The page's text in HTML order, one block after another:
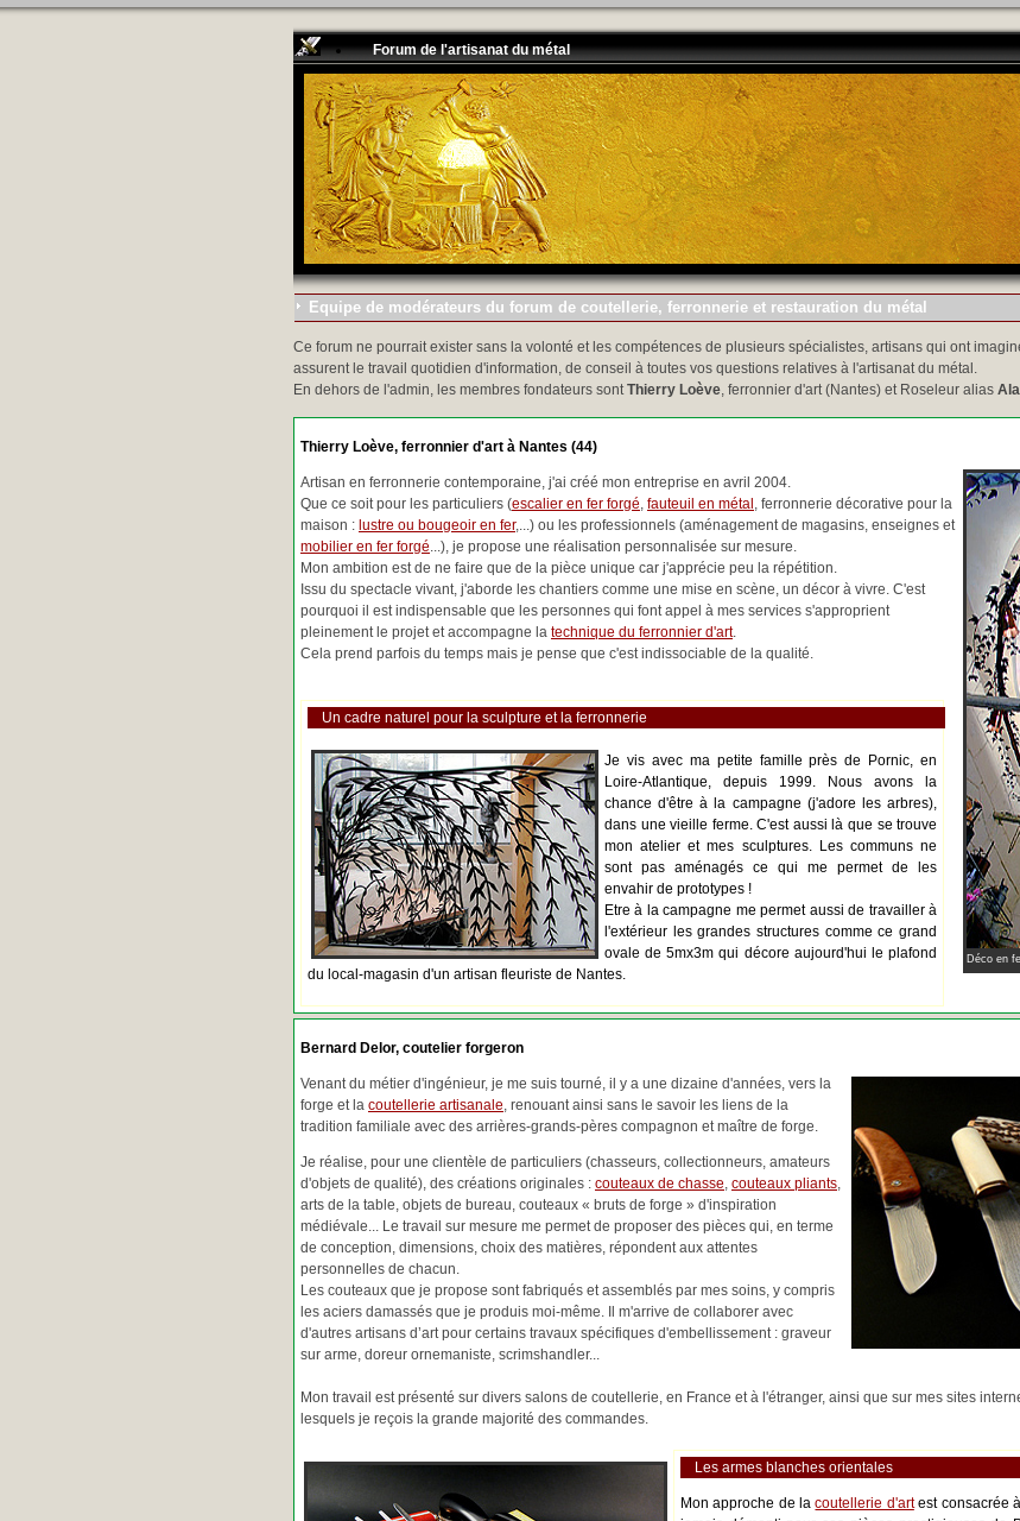
Forum de l'artisanat du métal
Equipe de modérateurs du forum de coutellerie, ferronnerie et restauration du métal
Ce forum ne pourrait exister sans la volonté et les compétences de plusieurs spécialistes, artisans qui ont
assurent le travail quotidien d'information, de conseil à toutes vos questions relatives à l'artisanat du métal.
En dehors de l'admin, les membres fondateurs sontThierry Loève, ferronnier d'art (Nantes) et Roseleur alias
Thierry Loève, ferronnier d'art à Nantes (44)
Déco en
Artisan en ferronnerie contemporaine, j'ai créé mon entreprise en avril 2004.
Que ce soit pour les particuliers (escalier en fer forgé, fauteuil en métal , ferronnerie décorative pour la
maison : lustre ou bougeoir en fer,...) ou les professionnels (aménagement de magasins, enseignes et
mobilier en fer forgé...), je propose une réalisation personnalisée sur mesure.
Mon ambition est de ne faire que de la pièce unique car j'apprécie peu la répétition.
Issu du spectacle vivant, j'aborde les chantiers comme une mise en scène, un décor à vivre. C'est
pourquoi il est indispensable que les personnes qui font appel à mes services s'approprient
pleinement le projet et accompagne la technique du ferronnier d'art.
Cela prend parfois du temps mais je pense que c'est indissociable de la qualité.
Un cadre naturel pour la sculpture et la ferronnerie
Je vis avec ma petite famille près de Pornic, en
Loire-Atlantique, depuis 1999. Nous avons la
chance d'être à la campagne (j'adore les arbres),
dans une vieille ferme. C'est aussi là que se trouve
mon atelier et mes sculptures. Les communs ne
sont pas aménagés ce qui me permet de les
envahir de prototypes !
Etre à la campagne me permet aussi de travailler à
l'extérieur les grandes structures comme ce grand
ovale de 5mx3m qui décore aujourd'hui le plafond
du local-magasin d'un artisan fleuriste de Nantes.
Bernard Delor, coutelier forgeron
Venant du métier d'ingénieur, je me suis tourné, il y a une dizaine d'années, vers la
forge et la coutellerie artisanale, renouant ainsi sans le savoir les liens de la
tradition familiale avec des arrières-grands-pères compagnon et maître de forge.
Je réalise, pour une clientèle de particuliers (chasseurs, collectionneurs, amateurs
d'objets de qualité), des créations originales : couteaux de chasse, couteaux pliants,
arts de la table, objets de bureau, couteaux « bruts de forge » d'inspiration
médiévale... Le travail sur mesure me permet de proposer des pièces qui, en terme
de conception, dimensions, choix des matières, répondent aux attentes
personnelles de chacun.
Les couteaux que je propose sont fabriqués et assemblés par mes soins, y compris
les aciers damassés que je produis moi-même. Il m'arrive de collaborer avec
d'autres artisans d’art pour certains travaux spécifiques d'embellissement : graveur
sur arme, doreur ornemaniste, scrimshandler...
Mon travail est présenté sur divers salons de coutellerie, en France et à l'étranger, ainsi que sur mes sites
lesquels je reçois la grande majorité des commandes.
Les armes blanches orientales
Mon approche de lacoutellerie d'artest consacrée